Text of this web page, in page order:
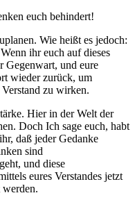
euch behindert!
Wie heißt es jedoch:
ihr euch auf dieses
Gegenwart, und eure
wieder zurück, um
zu wirken.
Hier in der Welt der
Doch Ich sage euch, habt
daß jeder Gedanke
sind
und diese
eures Verstandes jetzt